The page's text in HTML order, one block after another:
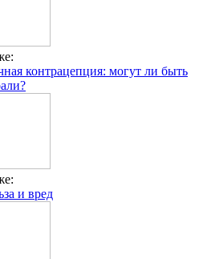
контрацепция: могут ли быть
и вред